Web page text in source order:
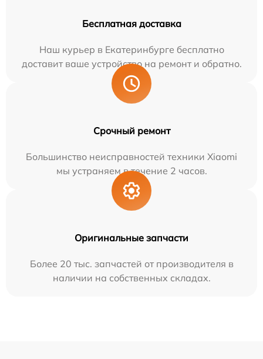
Бесплатная доставка
Наш курьер в Екатеринбурге бесплатно
доставит ваше устройство на ремонт и обратно.
Срочный ремонт
Большинство неисправностей техники Xiaomi
мы устраняем в течение 2 часов.
Оригинальные запчасти
Более 20 тыс. запчастей от производителя в
наличии на собственных складах.